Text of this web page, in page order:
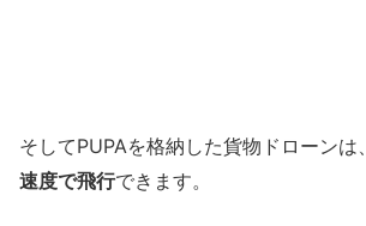
そしてPUPAを格納した貨物ドローンは、
速度で飛行できます。